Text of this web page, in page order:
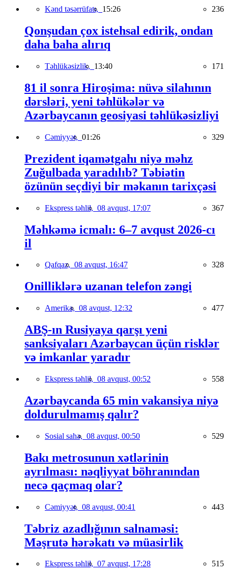
Kənd təsərrüfatı, 15:26 236
Qonşudan çox istehsal edirik, ondan
daha baha alırıq
Təhlükəsizlik, 13:40 171
81 il sonra Hiroşima: nüvə silahının
dərsləri, yeni təhlükələr və
Azərbaycanın geosiyasi təhlükəsizliyi
Cəmiyyət, 01:26 329
Prezident iqamətgahı niyə məhz
Zuğulbada yaradılıb? Təbiətin
özünün seçdiyi bir məkanın tarixçəsi
Ekspress təhlil, 08 avqust, 17:07 367
Məhkəmə icmalı: 6–7 avqust 2026-cı
il
Qafqaz, 08 avqust, 16:47 328
Onilliklərə uzanan telefon zəngi
Amerika, 08 avqust, 12:32 477
ABŞ-ın Rusiyaya qarşı yeni
sanksiyaları Azərbaycan üçün risklər
və imkanlar yaradır
Ekspress təhlil, 08 avqust, 00:52 558
Azərbaycanda 65 min vakansiya niyə
doldurulmamış qalır?
Sosial sahə, 08 avqust, 00:50 529
Bakı metrosunun xətlərinin
ayrılması: nəqliyyat böhranından
necə qaçmaq olar?
Cəmiyyət, 08 avqust, 00:41 443
Təbriz azadlığının salnaməsi:
Məşrutə hərəkatı və müasirlik
Ekspress təhlil, 07 avqust, 17:28 515